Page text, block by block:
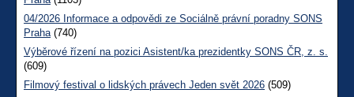
04/2026 Informace a odpovědi ze Sociálně právní poradny SONS
Praha(740)
Výběrové řízení na pozici Asistent/ka prezidentky SONS ČR, z. s.
(609)
Filmový festival o lidských právech Jeden svět 2026 (509)